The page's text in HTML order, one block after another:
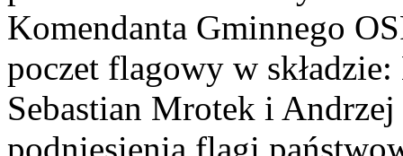
Komendanta Gminnego
poczet flagowy w
Sebastian Mrotek i
podniesienia flagi